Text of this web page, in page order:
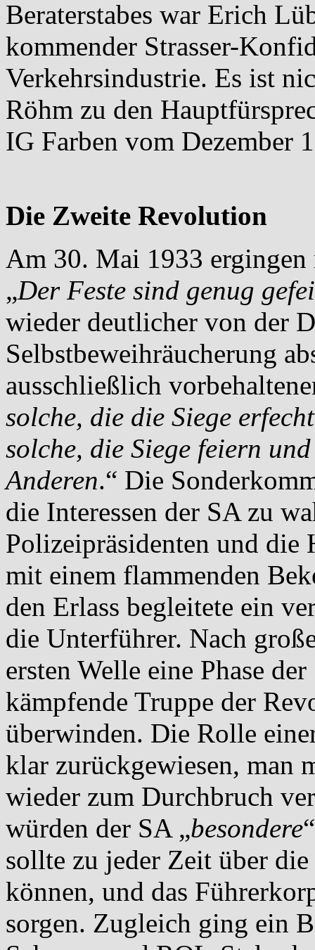
Beraterstabes war Erich
kommender Strasser-
Verkehrsindustrie. Es ist
Röhm zu den
IG Farben vom Dezember
Die Zweite Revolution
Am 30. Mai 1933 ergingen
„Der Feste sind genug
wieder deutlicher von der
Selbstbeweihräucherung
ausschließlich
solche, die die Siege
solche, die Siege feiern
Anderen.“ Die
die Interessen der SA zu
Polizeipräsidenten und
mit einem flammenden
den Erlass begleitete ein
die Unterführer. Nach
ersten Welle eine Phase
kämpfende Truppe der
überwinden. Die Rolle
klar zurückgewiesen, man
wieder zum Durchbruch
würden der SA „besondere
sollte zu jeder Zeit über
können, und das
sorgen. Zugleich ging ein